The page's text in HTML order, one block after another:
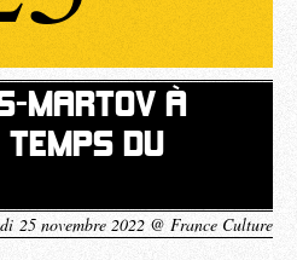
MARTOV À
TEMPS DU
25 novembre 2022 @ France Culture